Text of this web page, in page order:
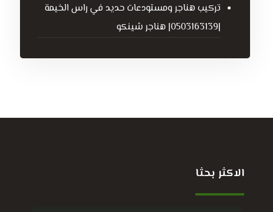
تركيب هناجر ومستودعات حديد في راس الخيمة
|0503163139| هناجر شينكو
الاكثر بحثا